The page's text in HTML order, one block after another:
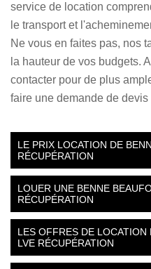
service de location
le transport et
Ne vous en faites pas, nos
la hauteur de vos budgets.
contacter pour de plus
faire une demande de devis
LE PRIX LOCATION DE
RÉCUPÉRATION
LOUER UNE BENNE
RÉCUPÉRATION
LES OFFRES DE
LVE RÉCUPÉRATION